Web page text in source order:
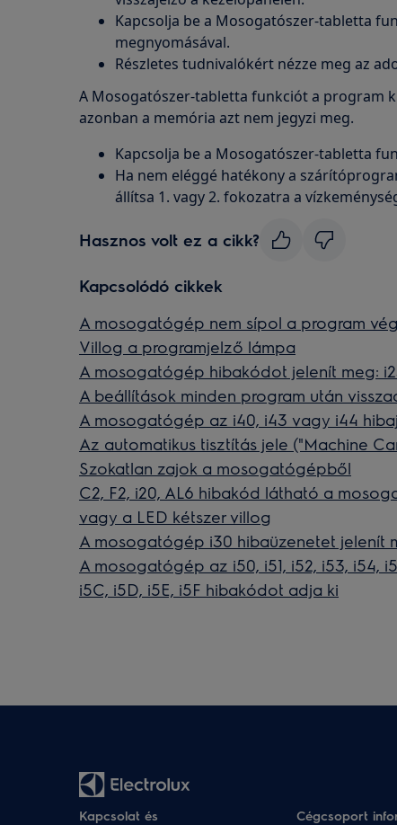
Kapcsolja be a Mosogatószer-tabletta
megnyomásával.
Részletes tudnivalókért nézze meg az
A Mosogatószer-tabletta funkciót a program
azonban a memória azt nem jegyzi meg.
Kapcsolja be a Mosogatószer-tabletta
Ha nem eléggé hatékony a
állítsa 1. vagy 2. fokozatra a
Hasznos volt ez a cikk?
Kapcsolódó cikkek
A mosogatógép nem sípol a program
Villog a programjelző lámpa
A mosogatógép hibakódot jelenít meg:
A beállítások minden program után
A mosogatógép az i40, i43 vagy i44
Az automatikus tisztítás jele ("Machine
Szokatlan zajok a mosogatógépből
C2, F2, i20, AL6 hibakód látható a
vagy a LED kétszer villog
A mosogatógép i30 hibaüzenetet jelenít
A mosogatógép az i50, i51, i52, i53, i54,
i5C, i5D, i5E, i5F hibakódot adja ki
Kapcsolat és
Cégcsoport